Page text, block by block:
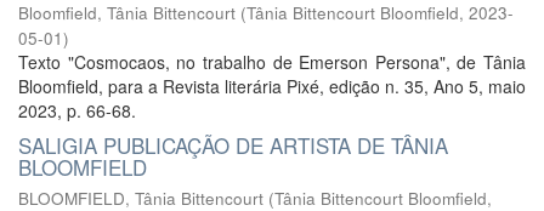
Bloomfield, Tânia Bittencourt (Tânia Bittencourt Bloomfield, 2023-
05-01)
Texto "Cosmocaos, no trabalho de Emerson Persona", de Tânia
Bloomfield, para a Revista literária Pixé, edição n. 35, Ano 5, maio
2023, p. 66-68.
SALIGIA PUBLICAÇÃO DE ARTISTA DE TÂNIA
BLOOMFIELD
BLOOMFIELD, Tânia Bittencourt (Tânia Bittencourt Bloomfield,